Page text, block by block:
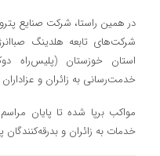
در همین راستا، شرکت صنایع
شرکت‌های تابعه هلدینگ
استان خوزستان (پلیس‌راه
خدمت‌رسانی به زائران و
مواکب برپا شده تا پایان
خدمات به زائران و